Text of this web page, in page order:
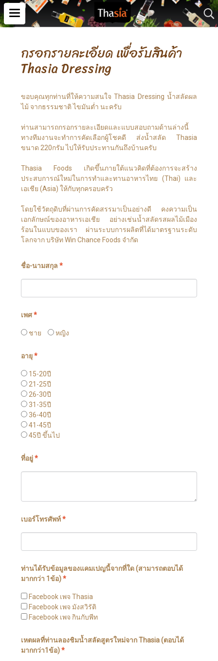
กรอกรายละเอียด เพื่อรับสินค้า
Thasia Dressing
ขอบคุณทุกท่านที่ให้ความสนใจ Thasia Dressing น้ำสลัดผล
ไม้ จากธรรมชาติ ไขมันต่ำ นะครับ
ท่านสามารถกรอกรายละเอียดและแบบสอบถามด้านล่างนี้
ทางทีมงานจะทำการคัดเลือกผู้โชคดี ส่งน้ำสลัด Thasia
ขนาด 220กรัม ไปให้รับประทานกันถึงบ้านครับ
Thasia Foods เกิดขึ้นภายใต้แนวคิดที่ต้องการจะสร้าง
ประสบการณ์ใหม่ในการทำและทานอาหารไทย (Thai) และ
เอเชีย (Asia) ให้กับทุกครอบครัว
โดยใช้วัตถุดิบที่ผ่านการคัดสรรมาเป็นอย่างดี คงความเป็น
เอกลักษณ์ของอาหารเอเชีย อย่างเช่นน้ำสลัดรสผลไม้เมือง
ร้อนในแบบของเรา ผ่านระบบการผลิตที่ได้มาตรฐานระดับ
โลกจาก บริษัท Win Chance Foods จำกัด
ชื่อ-นามสกุล *
เพศ*
ชาย หญิง
อายุ*
15-20ปี
21-25ปี
26-30ปี
31-35ปี
36-40ปี
41-45ปี
45ปี ขึ้นไป
ที่อยู่*
เบอร์โทรศัพท์*
ท่านได้รับข้อมูลของแคมเปญนี้จากที่ใด (สามารถตอบได้
มากกว่า 1ข้อ)*
Facebook เพจ Thasia
Facebook เพจ มังสวิรัติ
Facebook เพจ กินกับพีท
เหตผลที่ท่านลองชิมน้ำสลัดสูตรใหม่จาก Thasia (ตอบได้
มากกว่า1ข้อ)*